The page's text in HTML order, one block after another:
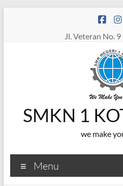
Jl. Veteran No.
SMKN 1
we make
Menu